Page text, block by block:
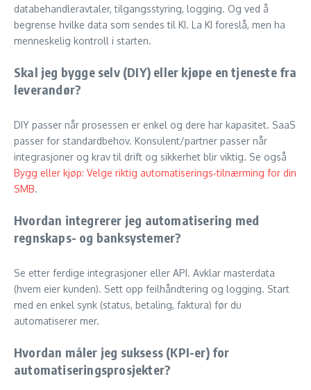
databehandleravtaler, tilgangsstyring, logging. Og ved å
begrense hvilke data som sendes til KI. La KI foreslå, men ha
menneskelig kontroll i starten.
Skal jeg bygge selv (DIY) eller kjøpe en tjeneste fra
leverandør?
DIY passer når prosessen er enkel og dere har kapasitet. SaaS
passer for standardbehov. Konsulent/partner passer når
integrasjoner og krav til drift og sikkerhet blir viktig. Se også
Bygg eller kjøp: Velge riktig automatiserings‑tilnærming for din
SMB.
Hvordan integrerer jeg automatisering med
regnskaps- og banksystemer?
Se etter ferdige integrasjoner eller API. Avklar masterdata
(hvem eier kunden). Sett opp feilhåndtering og logging. Start
med en enkel synk (status, betaling, faktura) før du
automatiserer mer.
Hvordan måler jeg suksess (KPI-er) for
automatiseringsprosjekter?